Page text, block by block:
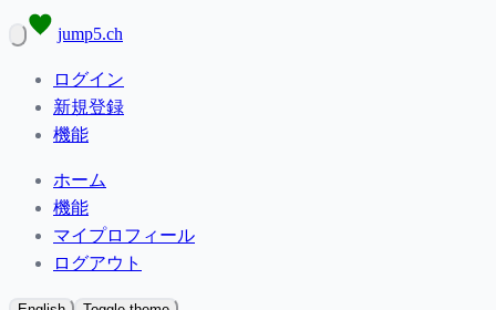
jump5.ch
ログイン
新規登録
機能
ホーム
機能
マイプロフィール
ログアウト